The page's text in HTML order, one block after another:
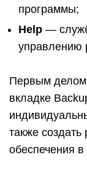
программы;
Help —
управлению
Первым делом
вкладке
также
обеспечения